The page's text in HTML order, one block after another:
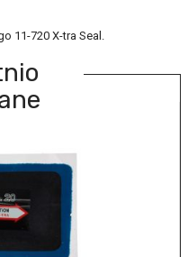
11-720 X-tra Seal.